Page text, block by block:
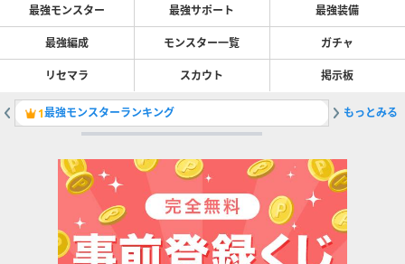
最強モンスター 最強サポート 最強装備
最強編成 モンスター一覧 ガチャ
リセマラ スカウト 掲示板
1最強モンスターランキング 2最強パ
もっとみる